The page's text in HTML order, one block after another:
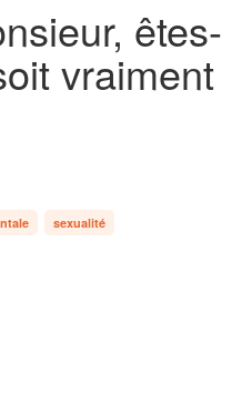
êtes-
vraiment
sexualité